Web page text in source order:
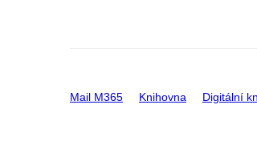
Mail M365 Knihovna Digitální